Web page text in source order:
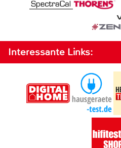
Interessante Links: